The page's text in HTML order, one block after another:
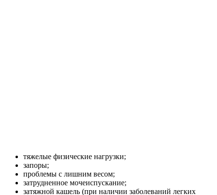
тяжелые физические нагрузки;
запоры;
проблемы с лишним весом;
затрудненное мочеиспускание;
затяжной кашель (при наличии заболеваний легких